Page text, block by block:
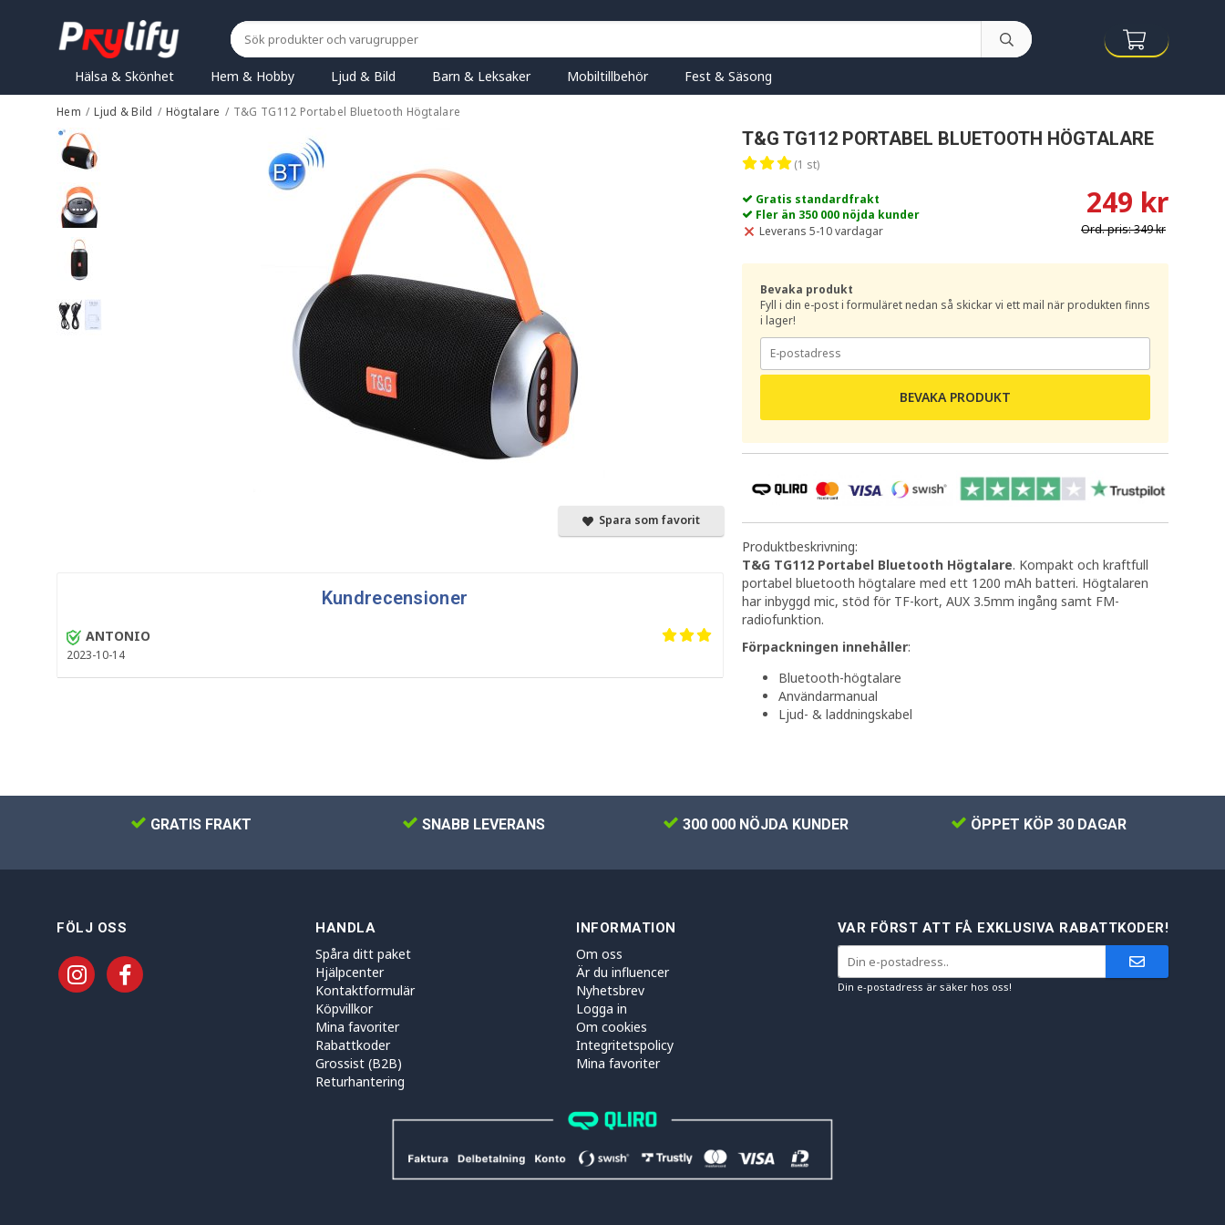
Hälsa & Skönhet Hem & Hobby Ljud & Bild Barn & Leksaker Mobiltillbehör Fest & Säsong
Hem / Ljud & Bild / Högtalare / T&G TG112 Portabel Bluetooth Högtalare
T&G TG112 PORTABEL BLUETOOTH HÖGTALARE
(1 st)
Gratis standardfrakt
Fler än 350 000 nöjda kunder
Leverans 5-10 vardagar
249 kr
Ord. pris:349 kr
Bevaka produkt
Fyll i din e-post i formuläret nedan så skickar vi ett mail när produkten finns
i lager!
BEVAKA PRODUKT
Produktbeskrivning:
T&G TG112 Portabel Bluetooth Högtalare. Kompakt och kraftfull
portabel bluetooth högtalare med ett 1200 mAh batteri. Högtalaren
har inbyggd mic, stöd för TF-kort, AUX 3.5mm ingång samt FM-
radiofunktion.
Förpackningen innehåller:
Bluetooth-högtalare
Användarmanual
Ljud- & laddningskabel
Spara som favorit
Kundrecensioner
ANTONIO
2023-10-14
GRATIS FRAKT SNABB LEVERANS 300 000 NÖJDA KUNDER ÖPPET KÖP 30 DAGAR
FÖLJ OSS HANDLA
Spåra ditt paket
Hjälpcenter
Kontaktformulär
Köpvillkor
Mina favoriter
Rabattkoder
Grossist (B2B)
Returhantering
INFORMATION
Om oss
Är du influencer
Nyhetsbrev
Logga in
Om cookies
Integritetspolicy
Mina favoriter
VAR FÖRST ATT FÅ EXKLUSIVA RABATTKODER!
Din e-postadress är säker hos oss!